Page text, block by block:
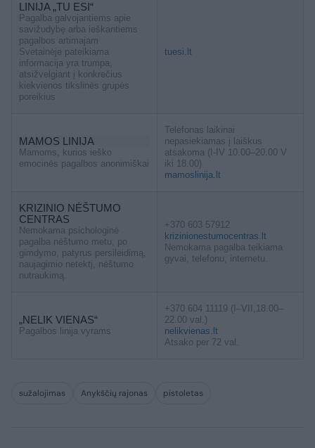
LINIJA „TU ESI“
Pagalba galvojantiems apie
savižudybę arba ieškantiems
pagalbos artimajam
Svetainėje pateikiama
informacija yra trumpa,
atsižvelgiant į konkrečius
kiekvienos tikslinės grupės
poreikius
tuesi.lt
MAMOS LINIJA
Mamoms, kurios ieško
emocinės pagalbos anonimiškai
Telefonas laikinai
nepasiekiamas į laiškus
atsakoma (I-IV 10.00–20.00 V
iki 18.00)
mamoslinija.lt
KRIZINIO NĖŠTUMO
CENTRAS
Nemokama psichologinė
pagalba nėštumo metu, po
gimdymo, patyrus persileidimą,
naujagimio netektį, nėštumo
nutraukimą.
+370 603 57912
krizinionestumocentras.lt
Nemokama pagalba teikiama
gyvai, telefonu, internetu.
„NELIK VIENAS“
Pagalbos linija vyrams
+370 604 11119 (I–VII,18.00–
22.00 val.)
nelikvienas.lt
Atsako per 72 val.
sužalojimas Anykščių rajonas pistoletas